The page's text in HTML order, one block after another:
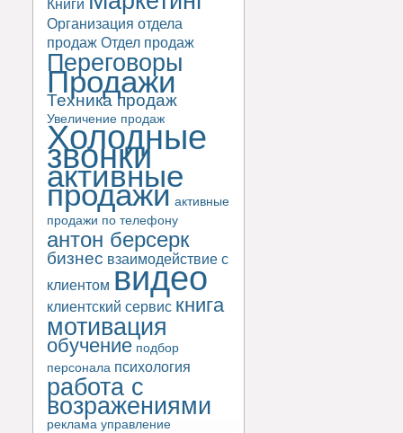
Книги
Организация отдела
продаж Отдел продаж
Переговоры
Продажи
Техника продаж
Увеличение продаж
Холодные
звонки
активные
продажи активные
продажи по телефону
антон берсерк
бизнес взаимодействие с
клиентом видео
клиентский сервис книга
мотивация
обучение подбор
персонала психология
работа с
возражениями
реклама управление